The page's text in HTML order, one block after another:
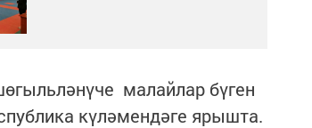
малайлар бүген
күләмендәге ярышта.